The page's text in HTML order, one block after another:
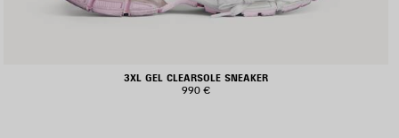
3XL GEL CLEARSOLE SNEAKER
990 €